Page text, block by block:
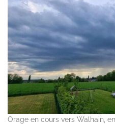
Orage en cours vers Walhain,